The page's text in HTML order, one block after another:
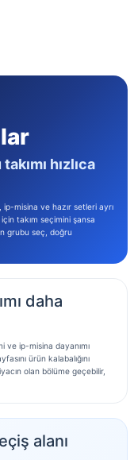
hızlıca
ip-misina ve hazır setleri ayrı
takım seçimini şansa
grubu seç, doğru
daha
ve ip-misina dayanımı
ürün kalabalığını
olan bölüme geçebilir,
alanı